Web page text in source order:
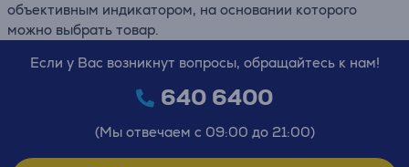
объективным индикатором, на основании которого
можно выбрать товар.
Если у Вас возникнут вопросы, обращайтесь к нам!
640 6400
(Мы отвечаем с 09:00 до 21:00)